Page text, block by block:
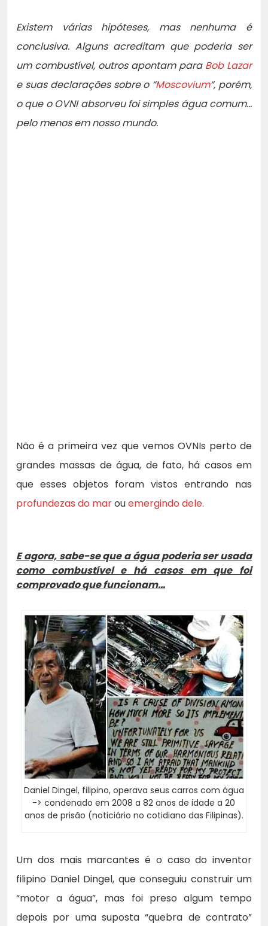
Existem várias hipóteses, mas nenhuma é
conclusiva. Alguns acreditam que poderia ser
um combustível, outros apontam para Bob Lazar
e suas declarações sobre o “Moscovium“, porém,
o que o OVNI absorveu foi simples água comum…
pelo menos em nosso mundo.
Não é a primeira vez que vemos OVNIs perto de
grandes massas de água, de fato, há casos em
que esses objetos foram vistos entrando nas
profundezas do marouemergindo dele.
E agora, sabe-se que a água poderia ser usada
como combustível e há casos em que foi
comprovado que funcionam…
Daniel Dingel, filipino, operava seus carros com água
-> condenado em 2008 a 82 anos de idade a 20
anos de prisão (noticiário no cotidiano das Filipinas).
Um dos mais marcantes é o caso do inventor
filipino Daniel Dingel, que conseguiu construir um
“motor a água”, mas foi preso algum tempo
depois por uma suposta “quebra de contrato”